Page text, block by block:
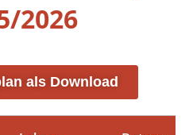
2026
als Download